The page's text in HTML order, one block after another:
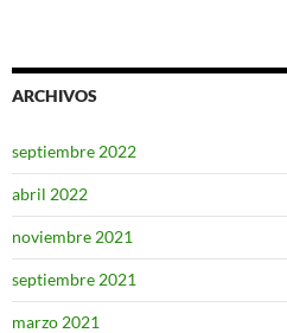
ARCHIVOS
septiembre 2022
abril 2022
noviembre 2021
septiembre 2021
marzo 2021